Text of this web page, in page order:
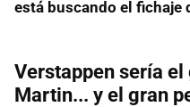
está buscando el fichaje
Verstappen sería
Martin... y el gran